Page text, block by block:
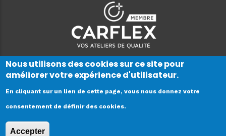
Copyright © 2021. Tous droits réservés -
Nous utilisons des cookies sur ce site pour
améliorer votre expérience d'utilisateur.
En cliquant sur un lien de cette page, vous nous donnez votre
consentement de définir des cookies.
Accepter